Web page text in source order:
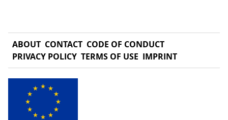
ABOUT CONTACT CODE OF CONDUCT
PRIVACY POLICY TERMS OF USE IMPRINT